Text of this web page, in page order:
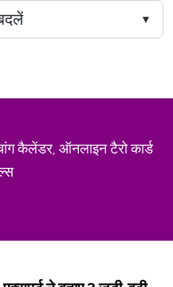
कैलेंडर, ऑनलाइन टैरो कार्ड